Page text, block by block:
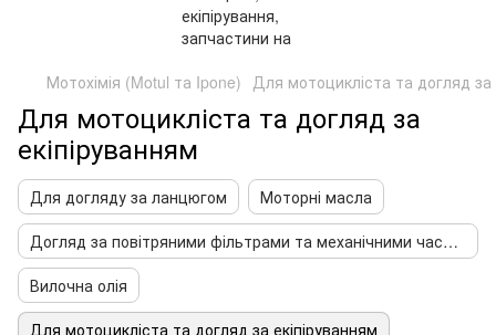
Мотохімія (Motul та Ipone) Для мотоцикліста та догляд за
Для мотоцикліста та догляд за
екіпіруванням
Для догляду за ланцюгом
Моторні масла
Догляд за повітряними фільтрами та механічними частинами
Вилочна олія
Для мотоцикліста та догляд за екіпіруванням